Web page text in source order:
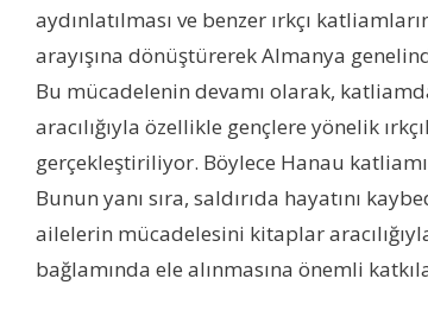
aydınlatılması ve benzer ırkçı
arayışına dönüştürerek Almanya
Bu mücadelenin devamı olarak,
aracılığıyla özellikle gençlere yönelik
gerçekleştiriliyor. Böylece Hanau
Bunun yanı sıra, saldırıda hayatını
ailelerin mücadelesini kitaplar
bağlamında ele alınmasına önemli